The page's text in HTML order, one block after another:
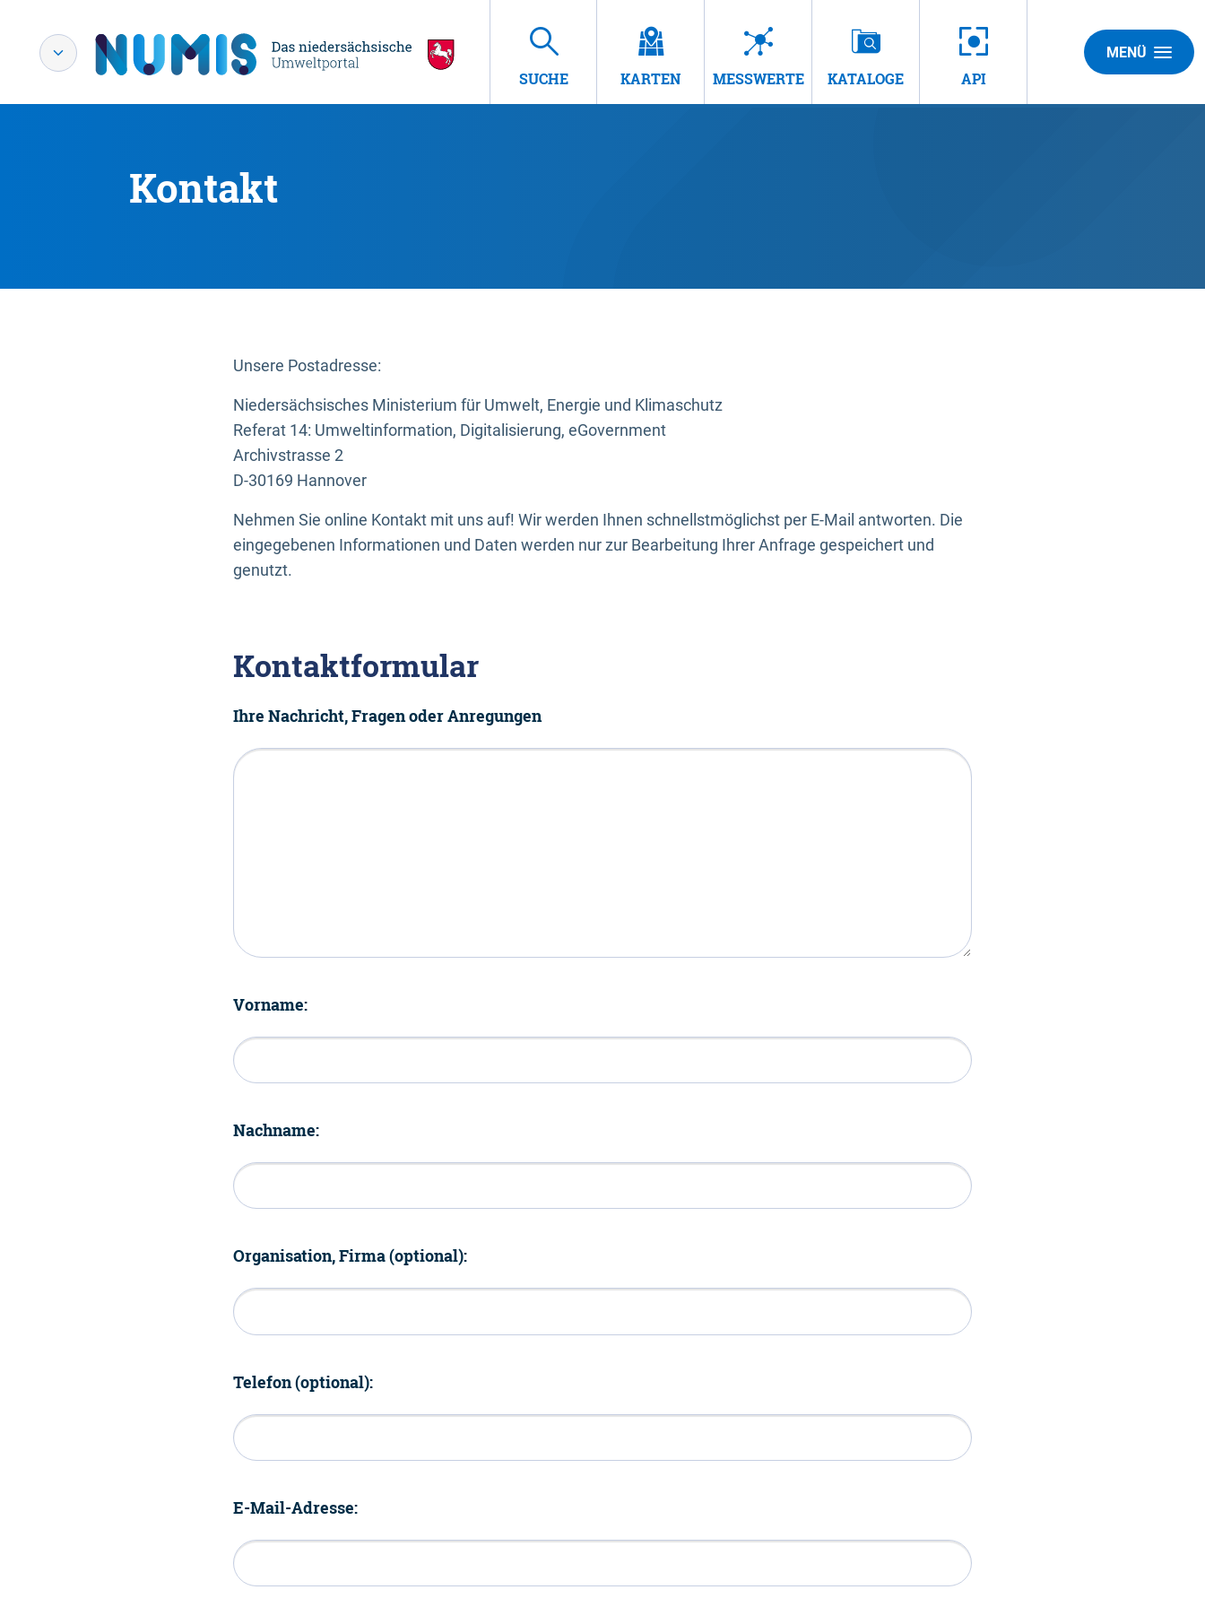
SUCHE KARTEN MESSWERTE KATALOGE API
MENÜ
Kontakt
Unsere Postadresse:
Niedersächsisches Ministerium für Umwelt, Energie und Klimaschutz
Referat 14: Umweltinformation, Digitalisierung, eGovernment
Archivstrasse 2
D-30169 Hannover
Nehmen Sie online Kontakt mit uns auf! Wir werden Ihnen schnellstmöglichst per E-Mail antworten. Die
eingegebenen Informationen und Daten werden nur zur Bearbeitung Ihrer Anfrage gespeichert und
genutzt.
Kontaktformular
Ihre Nachricht, Fragen oder Anregungen
Vorname:
Nachname:
Organisation, Firma (optional):
Telefon (optional):
E-Mail-Adresse: